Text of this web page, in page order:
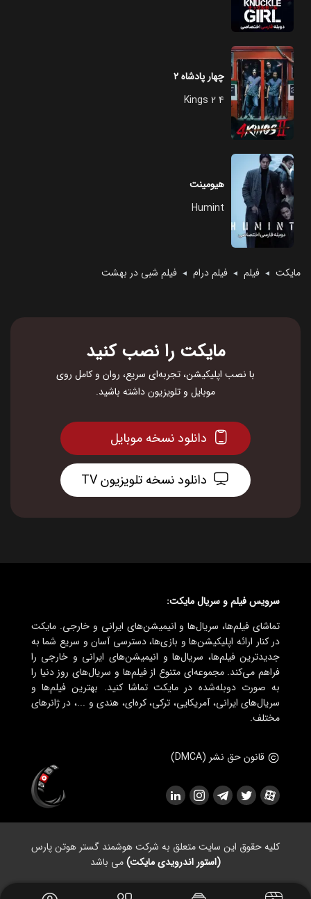
مایکت ◄ فیلم ◄ فیلم درام ◄ فیلم شبی در بهشت
چهار پادشاه ۲
4 Kings 2
هیومینت
Humint
مایکت را نصب کنید
با نصب اپلیکیشن، تجربه‌ای سریع، روان و کامل روی
موبایل و تلویزیون داشته باشید.
دانلود نسخه موبایل
دانلود نسخه تلویزیون TV
سرویس فیلم و سریال مایکت:
تماشای فیلم‌ها، سریال‌ها و انیمیشن‌های ایرانی و خارجی. مایکت
در کنار ارائه اپلیکیشن‌ها و بازی‌ها، دسترسی آسان و سریع شما به
جدیدترین فیلم‌ها، سریال‌ها و انیمیشن‌های ایرانی و خارجی را
فراهم می‌کند. مجموعه‌ای متنوع از فیلم‌ها و سریال‌های روز دنیا را
به صورت دوبله‌شده در مایکت تماشا کنید. بهترین فیلم‌ها و
سریال‌های ایرانی، آمریکایی، ترکی، کره‌ای، هندی و ...، در ژانرهای
مختلف.
قانون حق نشر (DMCA)
کلیه حقوق این سایت متعلق به شرکت هوشمند گستر هوتن پارس
(استور اندرویدی مایکت)می باشد